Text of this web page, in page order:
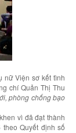
nữ Viện sơ kết tình
chí Quản Thị Thu
phòng chống bạo
vì đã đạt thành
Quyết định số